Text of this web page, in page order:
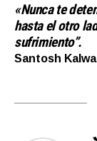
«Nunca te
hasta el otro
sufrimiento”.
Santosh